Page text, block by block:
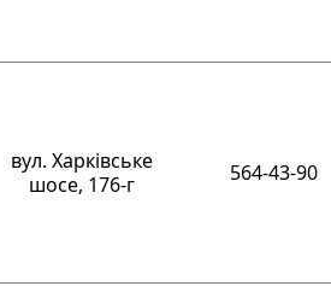
вул. Харківське
шосе, 176-г
564-43-90